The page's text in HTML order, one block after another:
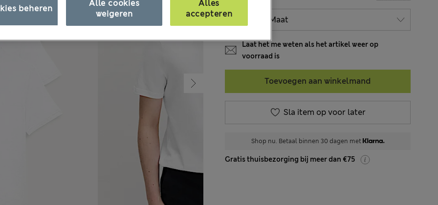
Laat het me weten als het artikel weer op
voorraad is
Toevoegen aan winkelmand
Sla item op voor later
Shop nu. Betaal binnen 30 dagen met
Gratis thuisbezorging bij meer dan €75
Alle cookies
weigeren
Alles
accepteren
beheren